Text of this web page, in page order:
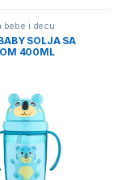
bebe i decu
SOLJA SA
400ML